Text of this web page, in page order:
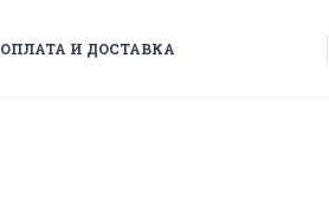
ОПЛАТА И ДОСТАВКА